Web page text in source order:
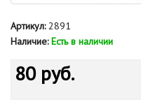
Артикул:2891
Наличие: Есть в наличии
80 руб.